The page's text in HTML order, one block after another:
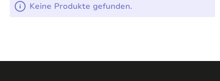
Keine Produkte gefunden.